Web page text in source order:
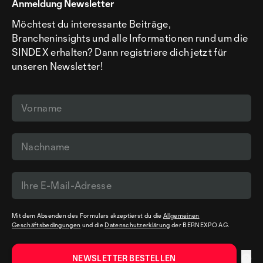
Anmeldung Newsletter
Möchtest du interessante Beiträge,
Brancheninsights und alle Informationen rund um die
SINDEX erhalten? Dann registriere dich jetzt für
unseren Newsletter!
Mit dem Absenden des Formulars akzeptierst du dieAllgemeinen
Geschäftsbedingungen und die Datenschutzerklärung der BERNEXPO AG.